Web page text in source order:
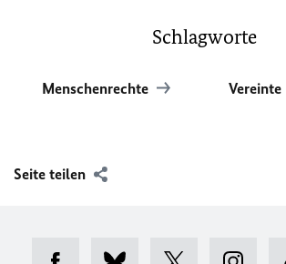
Schlagworte
Menschenrechte
Seite teilen